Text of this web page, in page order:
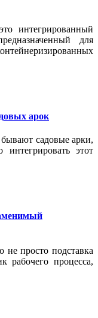
интегрированный
для
арок
садовые арки,
этот
не просто подставка
рабочего процесса,